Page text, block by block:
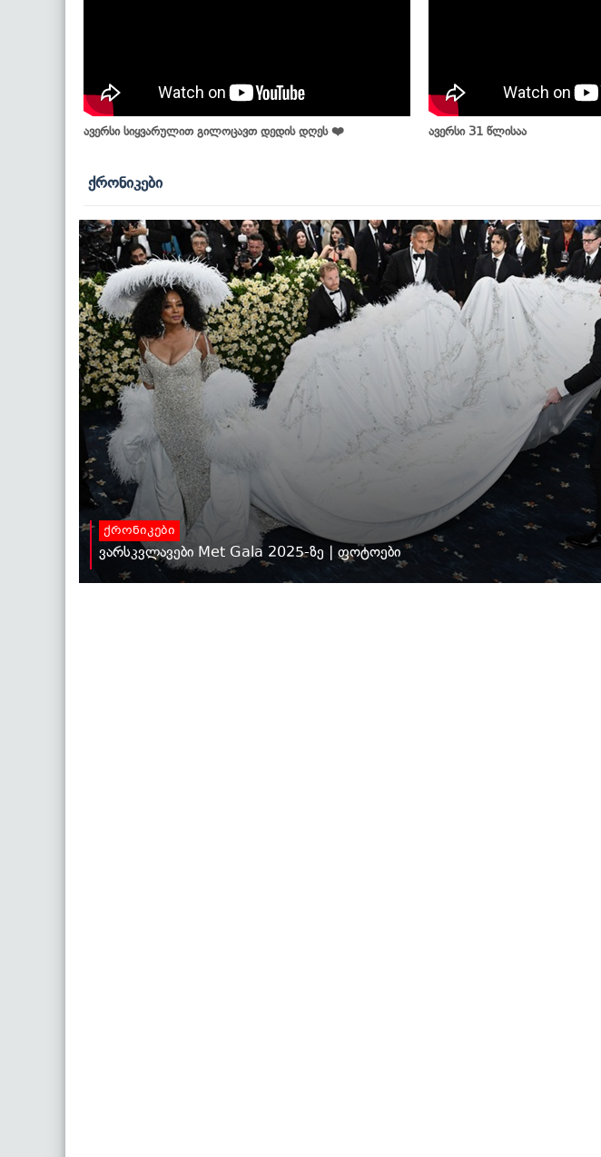
ავერსი სიყვარულით გილოცავთ დედის დღეს ❤️ ავერსი 31 წლისაა
ქრონიკები
ქრონიკები
ვარსკვლავები Met Gala 2025-ზე | ფოტოები